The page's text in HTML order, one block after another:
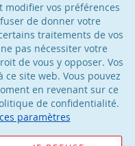
vos préférences
de donner votre
traitements de vos
pas nécessiter votre
de vous y opposer. Vos
ce site web. Vous pouvez
en revenant sur ce
de confidentialité.
paramètres